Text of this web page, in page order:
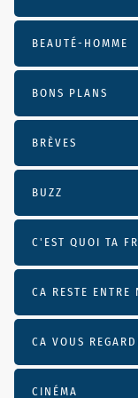
BEAUTÉ-HOMME
BONS PLANS
BRÈVES
BUZZ
C'EST QUOI TA
CA RESTE ENTRE
CA VOUS
CINÉMA